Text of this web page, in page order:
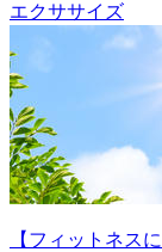
エクササイズ
【フィットネス